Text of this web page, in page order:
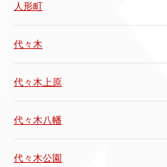
人形町
代々木
代々木上原
代々木八幡
代々木公園